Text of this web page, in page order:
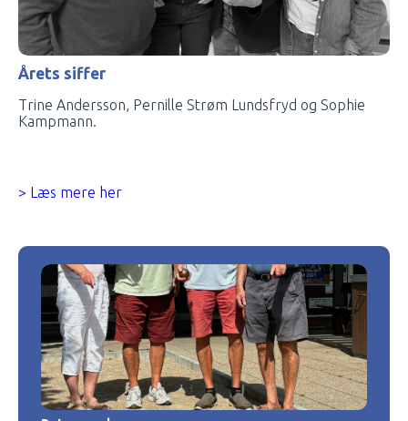
Årets siffer
Trine Andersson, Pernille Strøm Lundsfryd og Sophie
Kampmann.
> Læs mere her